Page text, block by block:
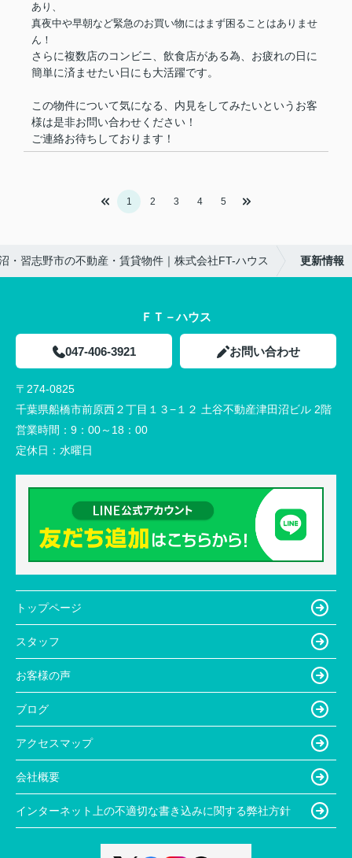
あり、
真夜中や早朝など緊急のお買い物にはまず困ることはありませ
ん！
さらに複数店のコンビニ、飲食店がある為、お疲れの日に
簡単に済ませたい日にも大活躍です。
この物件について気になる、内見をしてみたいというお客
様は是非お問い合わせください！
ご連絡お待ちしております！
1 2 3 4 5
・習志野市の不動産・賃貸物件｜株式会社FT-ハウス 更新情報
ＦＴ－ハウス
047-406-3921 お問い合わせ
〒274-0825
千葉県船橋市前原西２丁目１３−１２ 土谷不動産津田沼ビル 2階
営業時間： 9：00～18：00
定休日： 水曜日
トップページ
スタッフ
お客様の声
ブログ
アクセスマップ
会社概要
インターネット上の不適切な書き込みに関する弊社方針